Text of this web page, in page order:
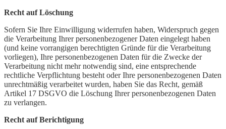
Recht auf Löschung
Sofern Sie Ihre Einwilligung widerrufen haben, Widerspruch gegen
die Verarbeitung Ihrer personenbezogener Daten eingelegt haben
(und keine vorrangigen berechtigten Gründe für die Verarbeitung
vorliegen), Ihre personenbezogenen Daten für die Zwecke der
Verarbeitung nicht mehr notwendig sind, eine entsprechende
rechtliche Verpflichtung besteht oder Ihre personenbezogenen Daten
unrechtmäßig verarbeitet wurden, haben Sie das Recht, gemäß
Artikel 17 DSGVO die Löschung Ihrer personenbezogenen Daten
zu verlangen.
Recht auf Berichtigung